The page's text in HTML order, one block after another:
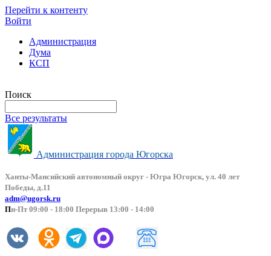
Перейти к контенту
Войти
Администрация
Дума
КСП
Поиск
Все результаты
Администрация города Югорска
Ханты-Мансийский автономный округ - Югра Югорск, ул. 40 лет
Победы, д.11
adm@ugorsk.ru
Пн-Пт 09:00 - 18:00 Перерыв 13:00 - 14:00